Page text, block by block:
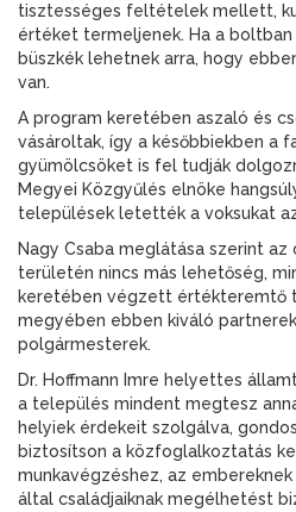
tisztességes feltételek mellett,
értéket termeljenek. Ha a
büszkék lehetnek arra, hogy
van.
A program keretében aszaló és
vásároltak, így a későbbiekben a
gyümölcsöket is fel tudják
Megyei Közgyűlés elnöke
települések letették a voksukat
Nagy Csaba meglátása szerint
területén nincs más lehetőség,
keretében végzett értékteremtő
megyében ebben kiváló
polgármesterek.
Dr. Hoffmann Imre helyettes
a település mindent megtesz
helyiek érdekeit szolgálva,
biztosítson a közfoglalkoztatás
munkavégzéshez, az
által családjaiknak megélhetést